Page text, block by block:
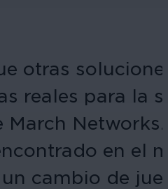
otras
reales para la
March
en el
un cambio de